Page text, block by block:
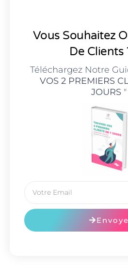
Vous Souhaitez
De Clients
Téléchargez Notre
VOS 2 PREMIERS
JOURS"